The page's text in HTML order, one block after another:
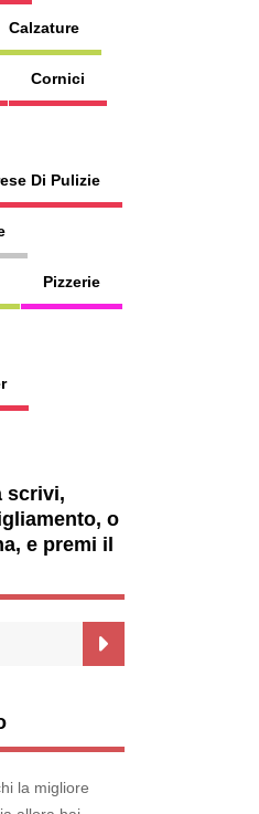
Calzature
Cornici
Di Pulizie
Pizzerie
scrivi,
o
e premi il
la migliore